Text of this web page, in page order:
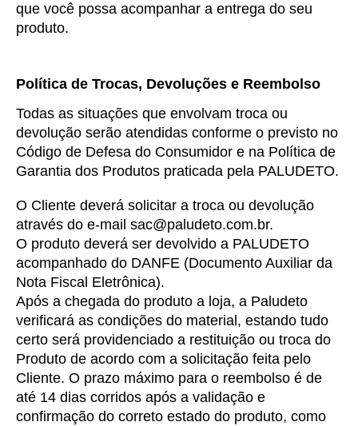
que você possa acompanhar a entrega do seu
produto.
Política de Trocas, Devoluções e Reembolso
Todas as situações que envolvam troca ou
devolução serão atendidas conforme o previsto no
Código de Defesa do Consumidor e na Política de
Garantia dos Produtos praticada pela PALUDETO.
O Cliente deverá solicitar a troca ou devolução
através do e-mail sac@paludeto.com.br.
O produto deverá ser devolvido a PALUDETO
acompanhado do DANFE (Documento Auxiliar da
Nota Fiscal Eletrônica).
Após a chegada do produto a loja, a Paludeto
verificará as condições do material, estando tudo
certo será providenciado a restituição ou troca do
Produto de acordo com a solicitação feita pelo
Cliente. O prazo máximo para o reembolso é de
até 14 dias corridos após a validação e
confirmação do correto estado do produto, como